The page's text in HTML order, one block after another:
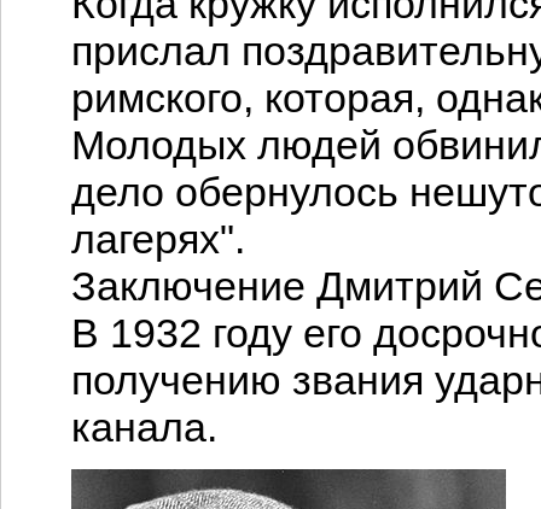
прислал
римского, которая,
Молодых людей
дело обернулось
лагерях".
Заключение Дмитрий
В 1932 году его
получению звания
канала.